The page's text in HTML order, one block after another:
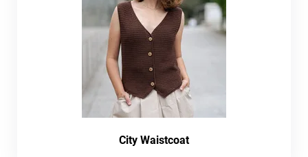
City Waistcoat